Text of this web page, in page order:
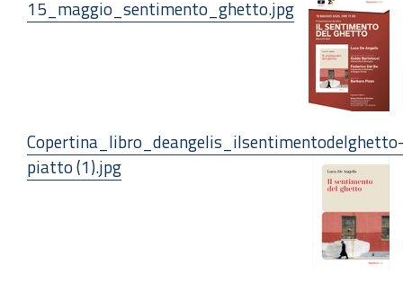
15_maggio_sentimento_ghetto.jpg
piatto (1).jpg